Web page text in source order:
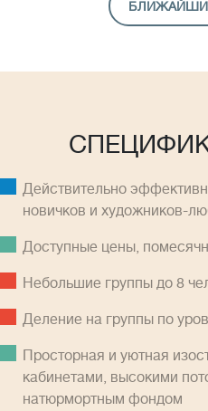
Действительно
новичков и художников-
Доступные цены,
Небольшие группы до 8
Деление на группы по
Просторная и уютная
кабинетами, высокими
натюрмортным фондом